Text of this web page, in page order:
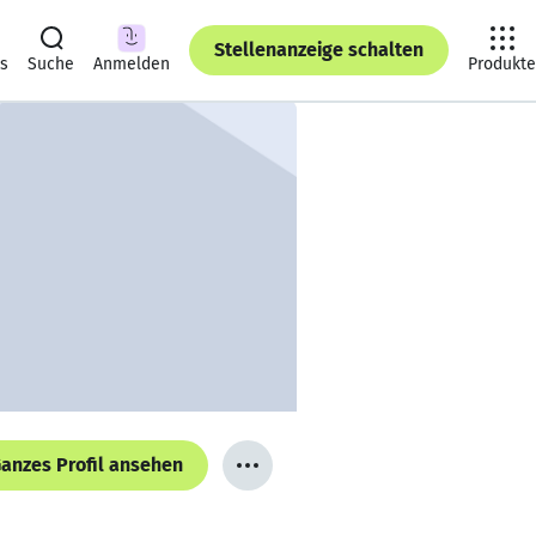
Suche Anmelden
Stellenanzeige schalten
Produkte
Profil ansehen